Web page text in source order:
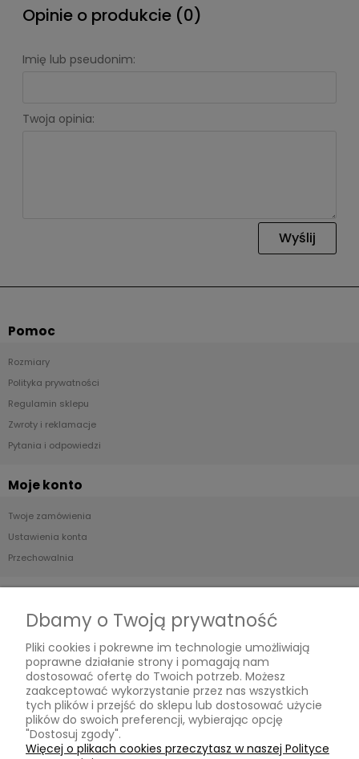
Opinie o produkcie (0)
Imię lub pseudonim:
Twoja opinia:
Wyślij
Pomoc
Rozmiary
Polityka prywatności
Regulamin sklepu
Zwroty i reklamacje
Pytania i odpowiedzi
Moje konto
Twoje zamówienia
Ustawienia konta
Przechowalnia
Formy płatności
Czas i koszty dostawy
Czas realizacji zamówienia
Informacje
Dbamy o Twoją prywatność
Pliki cookies i pokrewne im technologie umożliwiają
poprawne działanie strony i pomagają nam
dostosować ofertę do Twoich potrzeb. Możesz
zaakceptować wykorzystanie przez nas wszystkich
tych plików i przejść do sklepu lub dostosować użycie
plików do swoich preferencji, wybierając opcję
"Dostosuj zgody".
Więcej o plikach cookies przeczytasz w naszej Polityce